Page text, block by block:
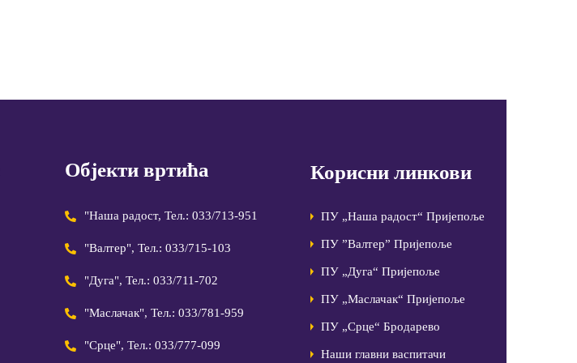
Објекти вртића
"Наша радост, Тел.: 033/713-951
"Валтер", Тел.: 033/715-103
"Дуга", Тел.: 033/711-702
"Маслачак", Тел.: 033/781-959
"Срце", Тел.: 033/777-099
Корисни линкови
ПУ „Наша радост“ Пријепоље
ПУ ”Валтер” Пријепоље
ПУ „Дуга“ Пријепоље
ПУ „Маслачак“ Пријепоље
ПУ „Срце“ Бродарево
Наши главни васпитачи